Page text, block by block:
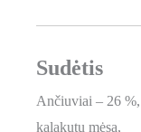
Sudėtis
Ančiuviai – 26 %,
kalakutų mėsa,